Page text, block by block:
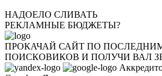
НАДОЕЛО СЛИВАТЬ
РЕКЛАМНЫЕ БЮДЖЕТЫ?
ПРОКАЧАЙ САЙТ ПО
ПОИСКОВИКОВ И ПОЛУЧИ ВАЛ